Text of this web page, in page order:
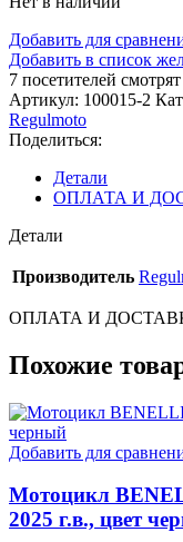
Добавить для
Добавить в список
7 посетителей
Артикул: 100015-2
Regulmoto
Поделиться:
Детали
ОПЛАТА И
Детали
Производитель
ОПЛАТА И
Похожие
Добавить для
Мотоцикл
2025 г.в., цвет